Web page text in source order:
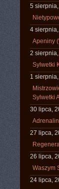
5
4
Apeniny
2
Sylwetki
1
Sylwetki
30 lipca,
27 lipca,
26 lipca,
Waszym
24 lipca,